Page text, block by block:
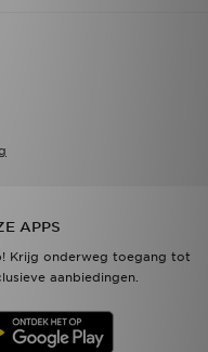
APPS
Krijg onderweg toegang tot
aanbiedingen.